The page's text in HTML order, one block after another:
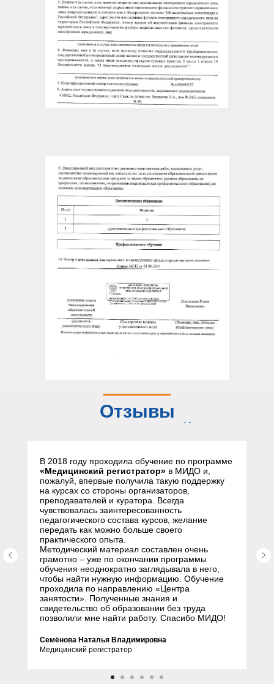
Отзывы
слушателей
В 2018 году проходила обучение по программе
«Медицинский регистратор» в МИДО и,
пожалуй, впервые получила такую поддержку
на курсах со стороны организаторов,
преподавателей и куратора. Всегда
чувствовалась заинтересованность
педагогического состава курсов, желание
передать как можно больше своего
практического опыта.
Методический материал составлен очень
грамотно – уже по окончании программы
обучения неоднократно заглядывала в него,
чтобы найти нужную информацию. Обучение
проходила по направлению «Центра
занятости». Полученные знания и
свидетельство об образовании без труда
позволили мне найти работу. Спасибо МИДО!
Семёнова Наталья Владимировна
Медицинский регистратор